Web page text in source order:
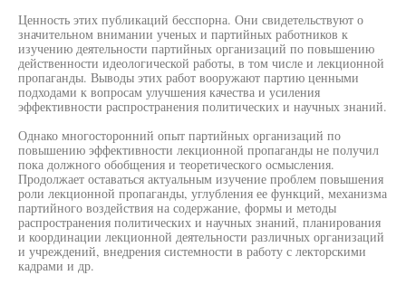
Ценность этих публикаций бесспорна. Они свидетельствуют о
значительном внимании ученых и партийных работников к
изучению деятельности партийных организаций по повышению
действенности идеологической работы, в том числе и лекционной
пропаганды. Выводы этих работ вооружают партию ценными
подходами к вопросам улучшения качества и усиления
эффективности распространения политических и научных знаний.
Однако многосторонний опыт партийных организаций по
повышению эффективности лекционной пропаганды не получил
пока должного обобщения и теоретического осмысления.
Продолжает оставаться актуальным изучение проблем повышения
роли лекционной пропаганды, углубления ее функций, механизма
партийного воздействия на содержание, формы и методы
распространения политических и научных знаний, планирования
и координации лекционной деятельности различных организаций
и учреждений, внедрения системности в работу с лекторскими
кадрами и др.